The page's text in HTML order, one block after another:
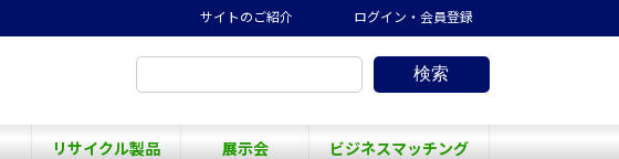
サイトのご紹介 ログイン・会員登録
検索
リサイクル製品 展示会 ビジネスマッチング